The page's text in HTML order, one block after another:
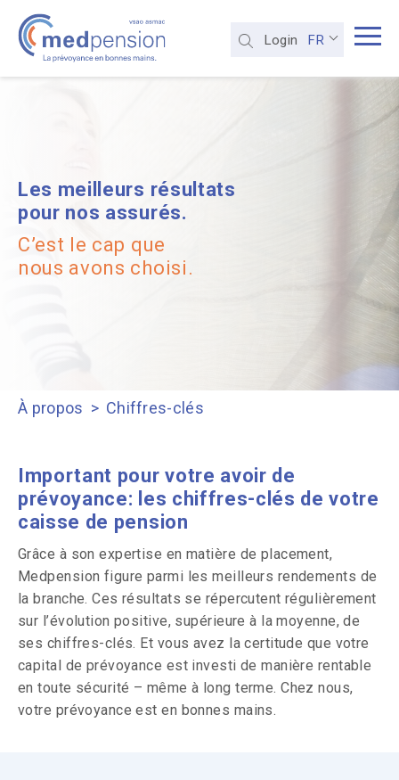
Login FR
Les meilleurs résultats
pour nos assurés.
C’est le cap que
nous avons choisi.
À propos Chiffres-clés
Important pour votre avoir de
prévoyance: les chiffres-clés de votre
caisse de pension
Grâce à son expertise en matière de placement,
Medpension figure parmi les meilleurs rendements de
la branche. Ces résultats se répercutent régulièrement
sur l’évolution positive, supérieure à la moyenne, de
ses chiffres-clés. Et vous avez la certitude que votre
capital de prévoyance est investi de manière rentable
en toute sécurité – même à long terme. Chez nous,
votre prévoyance est en bonnes mains.